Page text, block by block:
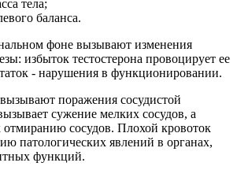
тела;
баланса.
фоне вызывают изменения
избыток тестостерона провоцирует ее
- нарушения в функционировании.
поражения сосудистой
сужение мелких сосудов, а
сосудов. Плохой кровоток
патологических явлений в органах,
функций.